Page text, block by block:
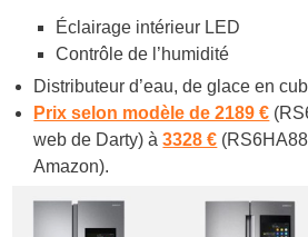
Éclairage intérieur LED
Contrôle de l’humidité
Distributeur d’eau, de glace en
Prix selon modèle de 2189 €
web de Darty) à3328 €
Amazon).